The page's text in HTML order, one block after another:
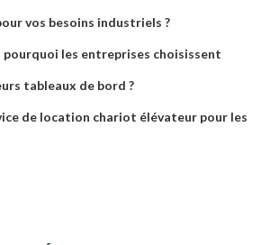
vos besoins industriels ?
pourquoi les entreprises choisissent
tableaux de bord ?
de location chariot élévateur pour les